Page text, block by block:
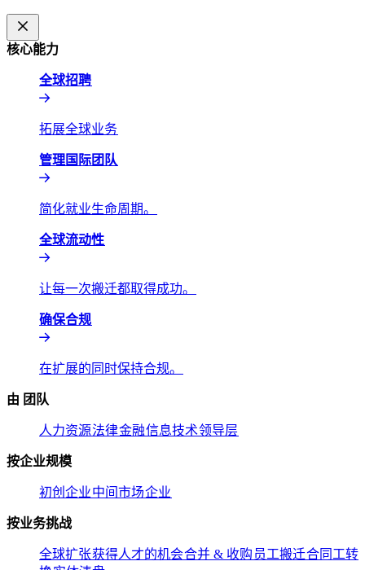
核心能力​​
全球招聘​​
拓展全球业务​​
管理国际团队​​
简化就业生命周期。​​
全球流动性​​
让每一次搬迁都取得成功。​​
确保合规​​
在扩展的同时保持合规。​​
由 团队​​
人力资源​​法律​​金融​​信息技术​​领导层​​
按企业规模​​
初创企业​​中间市场​​企业​​
按业务挑战​​
全球扩张​​获得人才的机会​​合并 & 收购​​ 员工搬迁​​合同工转